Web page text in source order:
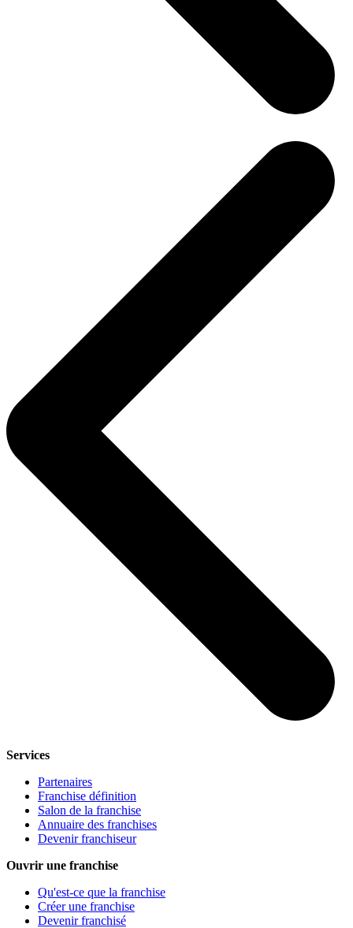
Services
Partenaires
Franchise définition
Salon de la franchise
Annuaire des franchises
Devenir franchiseur
Ouvrir une franchise
Qu'est-ce que la franchise
Créer une franchise
Devenir franchisé